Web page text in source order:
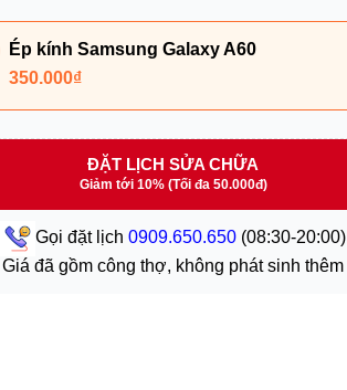
Ép kính Samsung Galaxy A60
350.000₫
ĐẶT LỊCH SỬA CHỮA
Giảm tới 10% (Tối đa 50.000đ)
Gọi đặt lịch0909.650.650 (08:30-20:00)
Giá đã gồm công thợ, không phát sinh thêm